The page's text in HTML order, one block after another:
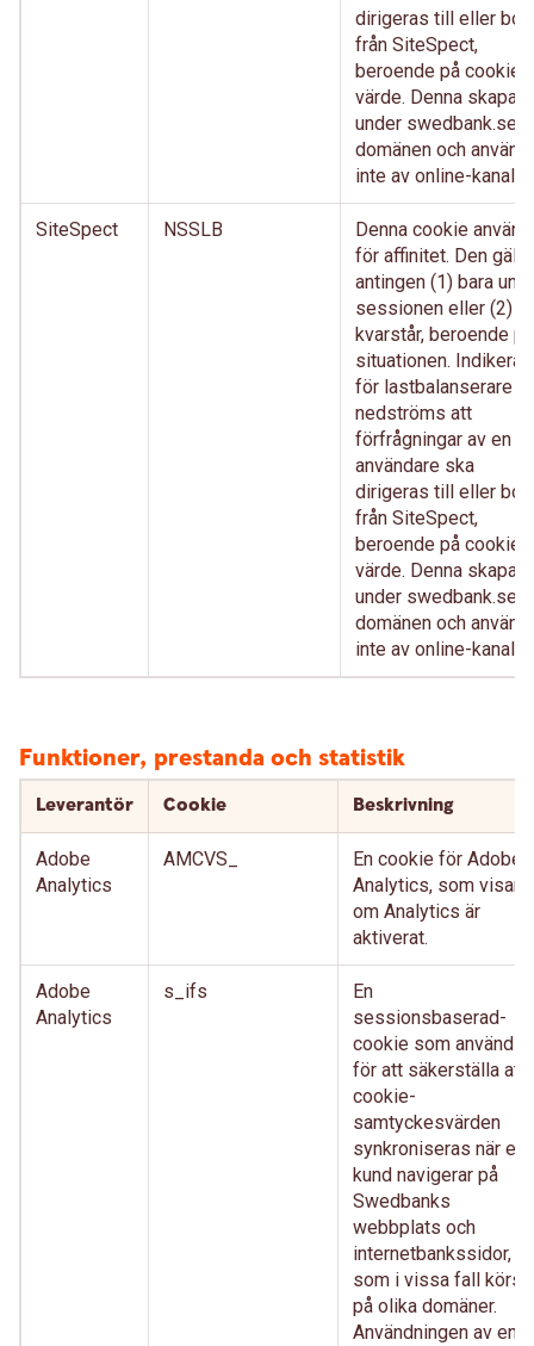
dirigeras till eller bort
från SiteSpect,
beroende på
värde. Denna skapas
under swedbank.se-
domänen och
inte av online-kanaler.
SiteSpect NSSLB
Denna cookie
för affinitet. Den
antingen (1) bara
sessionen eller (2)
kvarstår, beroende på
situationen. Indikerar
för lastbalanserare
nedströms att
förfrågningar av en
användare ska
dirigeras till eller bort
från SiteSpect,
beroende på
värde. Denna skapas
under swedbank.se-
domänen och
inte av online-kanaler.
Funktioner, prestanda och statistik
Leverantör Cookie Beskrivning
Adobe
Analytics
AMCVS_
En cookie för Adobe
Analytics, som visar
om Analytics är
aktiverat.
Adobe
Analytics
s_ifs
En
sessionsbaserad-
cookie som används
för att säkerställa att
cookie-
samtyckesvärden
synkroniseras när en
kund navigerar på
Swedbanks
webbplats och
internetbankssidor,
som i vissa fall körs
på olika domäner.
Användningen av en